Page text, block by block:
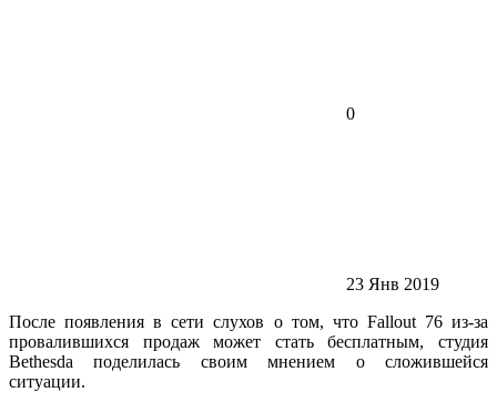
0
23 Янв 2019
После появления в сети слухов о том, что Fallout 76 из-за
провалившихся продаж может стать бесплатным, студия
Bethesda поделилась своим мнением о сложившейся
ситуации.